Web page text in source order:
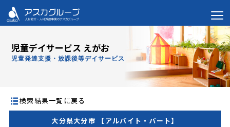
児童デイサービス えがお
児童発達支援・放課後等デイサービス
検索結果一覧に戻る
大分県大分市 【アルバイト・パート】